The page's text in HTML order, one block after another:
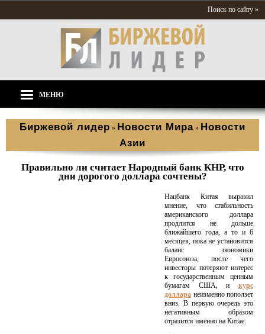
Поиск по сайту »
МЕНЮ
Биржевой лидер » Новости Мира » Новости
Азии
Правильно ли считает Народный банк КНР, что
дни дорогого доллара сочтены?
Нацбанк Китая выразил
мнение, что стабильность
американского доллара
продлится не дольше
ближайшего года, а то и 6
месяцев, пока не установится
баланс экономики
Евросоюза, после чего
инвесторы потеряют интерес
к государственным ценным
бумагам США, и курс
доллара неизменно поползет
вниз. В первую очередь это
негативным образом
отразится именно на Китае.